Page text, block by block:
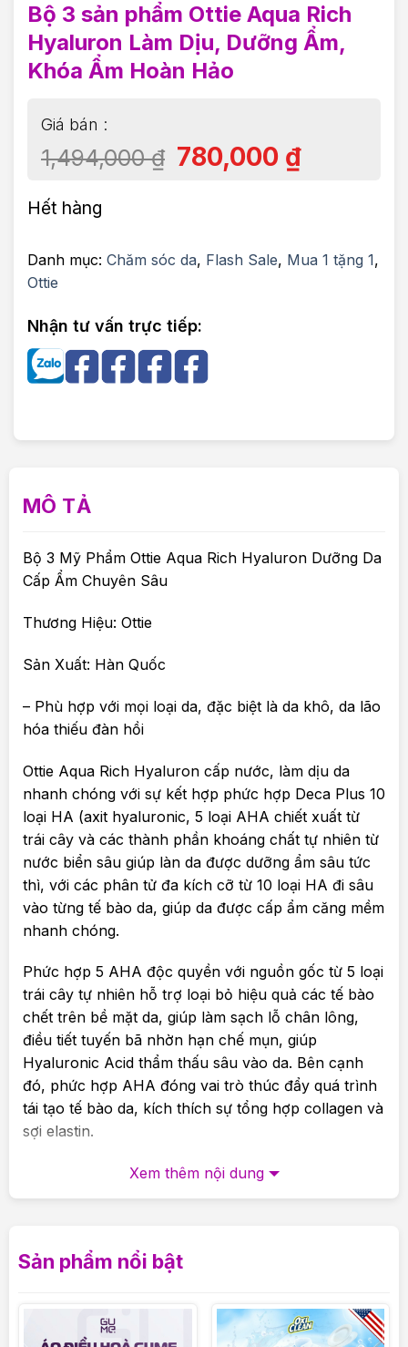
Bộ 3 sản phẩm Ottie Aqua Rich
Hyaluron Làm Dịu, Dưỡng Ẩm,
Khóa Ẩm Hoàn Hảo
1,494,000₫ 780,000 ₫
Hết hàng
Danh mục: Chăm sóc da, Flash Sale, Mua 1 tặng 1,
Ottie
Nhận tư vấn trực tiếp:
MÔ TẢ
Bộ 3 Mỹ Phẩm Ottie Aqua Rich Hyaluron Dưỡng Da
Cấp Ẩm Chuyên Sâu
Thương Hiệu: Ottie
Sản Xuất: Hàn Quốc
– Phù hợp với mọi loại da, đặc biệt là da khô, da lão
hóa thiếu đàn hồi
Ottie Aqua Rich Hyaluron cấp nước, làm dịu da
nhanh chóng với sự kết hợp phức hợp Deca Plus 10
loại HA (axit hyaluronic, 5 loại AHA chiết xuất từ
trái cây và các thành phần khoáng chất tự nhiên từ
nước biển sâu giúp làn da được dưỡng ẩm sâu tức
thì, với các phân tử đa kích cỡ từ 10 loại HA đi sâu
vào từng tế bào da, giúp da được cấp ẩm căng mềm
nhanh chóng.
Phức hợp 5 AHA độc quyền với nguồn gốc từ 5 loại
trái cây tự nhiên hỗ trợ loại bỏ hiệu quả các tế bào
chết trên bề mặt da, giúp làm sạch lỗ chân lông,
điều tiết tuyến bã nhờn hạn chế mụn, giúp
Hyaluronic Acid thẩm thấu sâu vào da. Bên cạnh
đó, phức hợp AHA đóng vai trò thúc đẩy quá trình
tái tạo tế bào da, kích thích sự tổng hợp collagen và
sợi elastin.
Nước biển sâu Gangwon: Nước biển tầng sâu quý
giá từ vùng biển Gangwon Hàn Quốc với các thành
Xem thêm nội dung
Sản phẩm nổi bật